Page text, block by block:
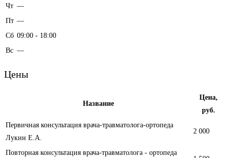
Чт —
Пт —
Сб 09:00 - 18:00
Вс —
Цены
Название
Цена,
руб.
Первичная консультация врача-травматолога-ортопеда
Лукин Е.А.
2 000
Повторная консультация врача-травматолога - ортопеда